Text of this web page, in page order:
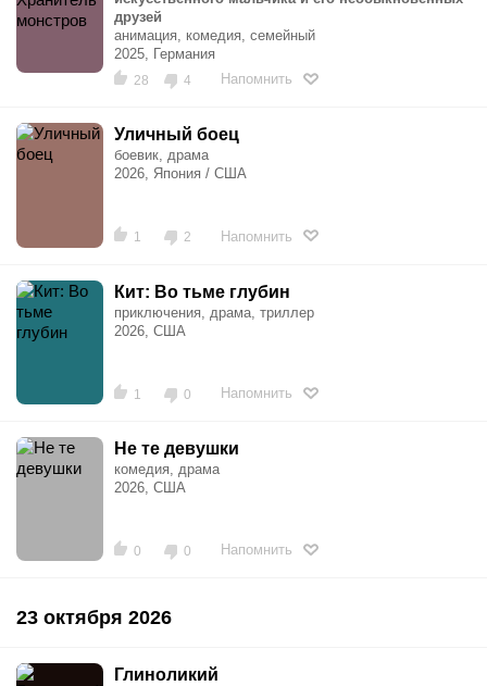
друзей
анимация, комедия, семейный
2025, Германия
28 4 Напомнить
Уличный боец
боевик, драма
2026, Япония / США
1 2 Напомнить
Кит: Во тьме глубин
приключения, драма, триллер
2026, США
1 0 Напомнить
Не те девушки
комедия, драма
2026, США
0 0 Напомнить
23 октября 2026
Глиноликий